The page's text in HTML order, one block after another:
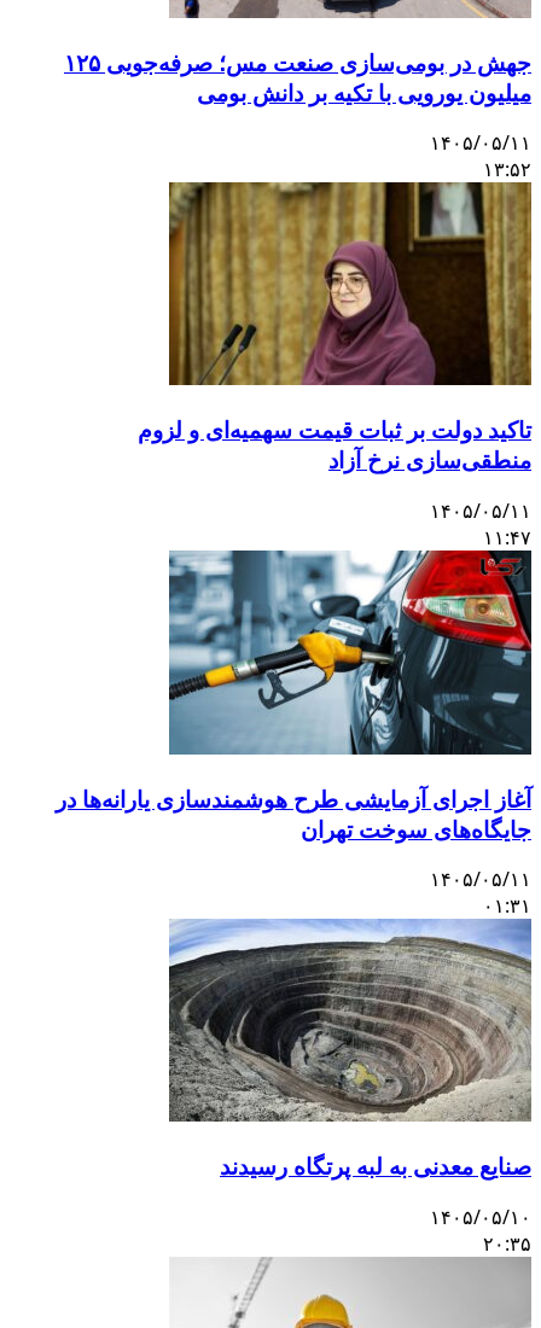
جهش در بومی‌سازی صنعت مس؛ صرفه‌جویی ۱۲۵
میلیون یورویی با تکیه بر دانش بومی
۱۴۰۵/۰۵/۱۱
۱۳:۵۲
تاکید دولت بر ثبات قیمت سهمیه‌ای و لزوم
منطقی‌سازی نرخ آزاد
۱۴۰۵/۰۵/۱۱
۱۱:۴۷
آغاز اجرای آزمایشی طرح هوشمندسازی یارانه‌ها در
جایگاه‌های سوخت تهران
۱۴۰۵/۰۵/۱۱
۰۱:۳۱
صنایع معدنی به لبه پرتگاه رسیدند
۱۴۰۵/۰۵/۱۰
۲۰:۳۵